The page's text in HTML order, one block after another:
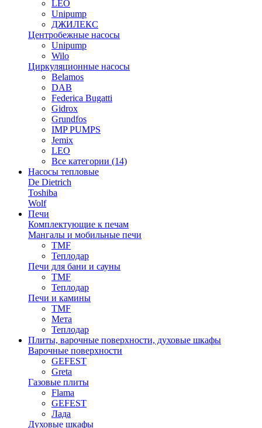
LEO
Unipump
ДЖИЛЕКС
Центробежные насосы
Unipump
Wilo
Циркуляционные насосы
Belamos
DAB
Federica Bugatti
Gidrox
Grundfos
IMP PUMPS
Jemix
LEO
Все категории (14)
Насосы тепловые
De Dietrich
Toshiba
Wolf
Печи
Комплектующие к печам
Мангалы и мобильные печи
TMF
Теплодар
Печи для бани и сауны
TMF
Теплодар
Печи и камины
TMF
Мета
Теплодар
Плиты, варочные поверхности, духовые шкафы
Варочные поверхности
GEFEST
Greta
Газовые плиты
Flama
GEFEST
Лада
Духовые шкафы